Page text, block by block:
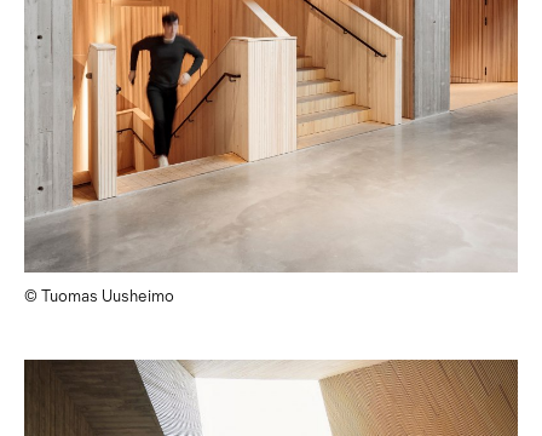
© Tuomas Uusheimo